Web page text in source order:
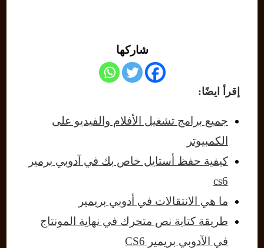
شاركها
إقرأ ايضًا:
جميع برامج تشغيل الأفلام والفيديو على
الكمبيوتر
كيفية حفظ أستايل خاص بك في آدوبي برمير
cs6
ما هي الانتقالات في أدوبي بريمير
طريقة كتابة نص متحرك في نهاية المونتاج
في الآدوبي بريمير CS6